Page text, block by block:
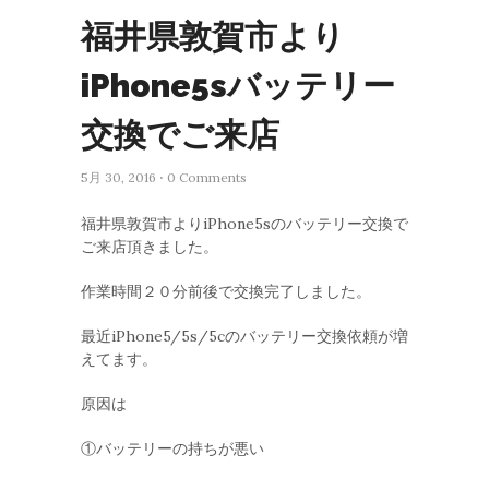
福井県敦賀市より
iPhone5sバッテリー
交換でご来店
5月 30, 2016 ⋅ 0 Comments
福井県敦賀市よりiPhone5sのバッテリー交換で
ご来店頂きました。
作業時間２０分前後で交換完了しました。
最近iPhone5/5s/5cのバッテリー交換依頼が増
えてます。
原因は
①バッテリーの持ちが悪い